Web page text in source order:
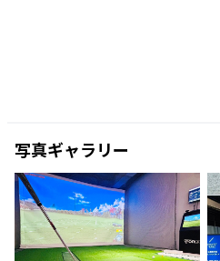
写真ギャラリー